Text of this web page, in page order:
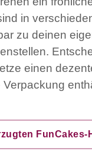
in
zu deinen
einen
FunCakes-